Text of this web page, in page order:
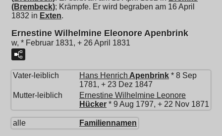
(Brembeck); Krämpfe. Er wird begraben am 16 April
1832 in Exten.
Ernestine Wilhelmine Eleonore Apenbrink
w, * Februar 1831, + 26 April 1831
Vater-leiblich Hans Henrich Apenbrink * 8 Sep
1781, + 23 Dez 1847
Mutter-leiblich
Ernestine Wilhelmine Leonore
Hücker * 9 Aug 1797, + 22 Nov 1871
alle Familiennamen